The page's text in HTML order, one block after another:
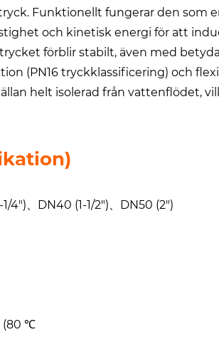
Funktionellt fungerar den som
och kinetisk energi för att
förblir stabilt, även med
(PN16 tryckklassificering) och
helt isolerad från vattenflödet,
4")、DN40 (1-1/2")、DN50 (2")
(80 ℃